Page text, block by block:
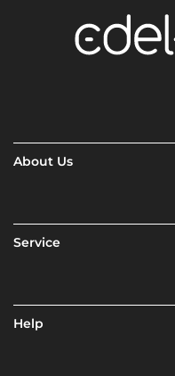
About Us
Service
Help